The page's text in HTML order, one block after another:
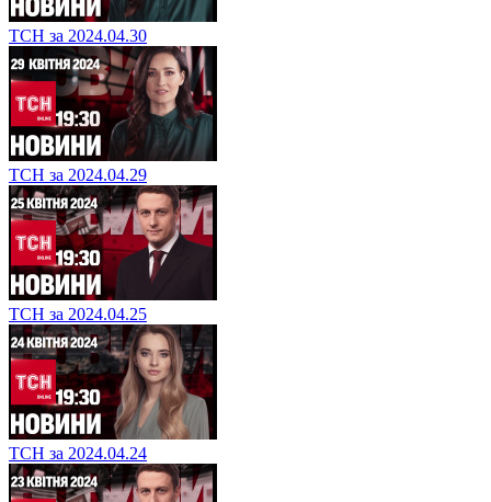
ТСН за 2024.04.30
ТСН за 2024.04.29
ТСН за 2024.04.25
ТСН за 2024.04.24